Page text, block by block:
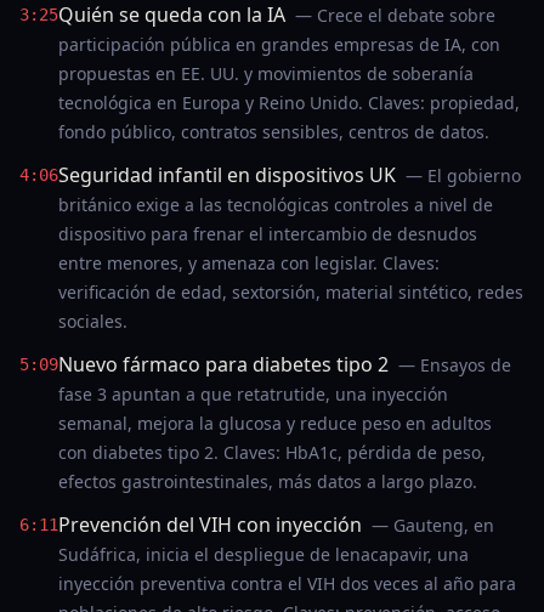
3:25Quién se queda con la IA — Crece el debate sobre
participación pública en grandes empresas de IA, con
propuestas en EE. UU. y movimientos de soberanía
tecnológica en Europa y Reino Unido. Claves: propiedad,
fondo público, contratos sensibles, centros de datos.
4:06Seguridad infantil en dispositivos UK — El gobierno
británico exige a las tecnológicas controles a nivel de
dispositivo para frenar el intercambio de desnudos
entre menores, y amenaza con legislar. Claves:
verificación de edad, sextorsión, material sintético, redes
sociales.
5:09Nuevo fármaco para diabetes tipo 2 — Ensayos de
fase 3 apuntan a que retatrutide, una inyección
semanal, mejora la glucosa y reduce peso en adultos
con diabetes tipo 2. Claves: HbA1c, pérdida de peso,
efectos gastrointestinales, más datos a largo plazo.
6:11Prevención del VIH con inyección — Gauteng, en
Sudáfrica, inicia el despliegue de lenacapavir, una
inyección preventiva contra el VIH dos veces al año para